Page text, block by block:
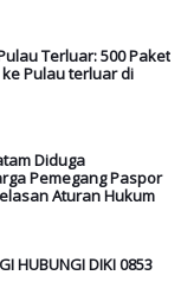
Terluar: 500 Paket
Pulau terluar di
Diduga
Pemegang Paspor
Aturan Hukum
HUBUNGI DIKI 0853